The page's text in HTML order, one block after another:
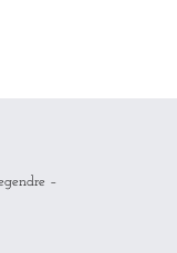
–